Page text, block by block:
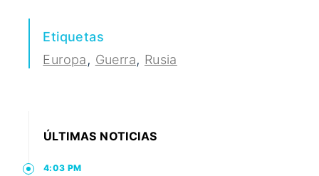
Etiquetas
Europa, Guerra, Rusia
ÚLTIMAS NOTICIAS
4:03 PM